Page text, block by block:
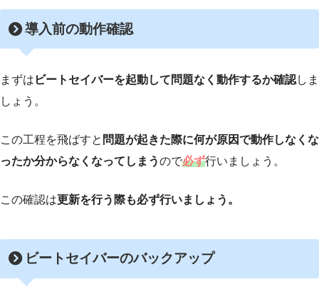
導入前の動作確認
まずは ビートセイバーを起動して問題なく動作するか確認しま
しょう。
この工程を飛ばすと 問題が起きた際に何が原因で動作しなくな
ったか分からなくなってしまうので必ず行いましょう。
この確認は更新を行う際も必ず行いましょう。
ビートセイバーのバックアップ